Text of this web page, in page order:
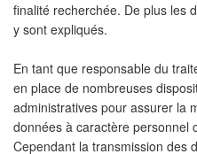
finalité recherchée. De plus les
y sont expliqués.
En tant que responsable du
en place de nombreuses
administratives pour assurer la
données à caractère personnel
Cependant la transmission des